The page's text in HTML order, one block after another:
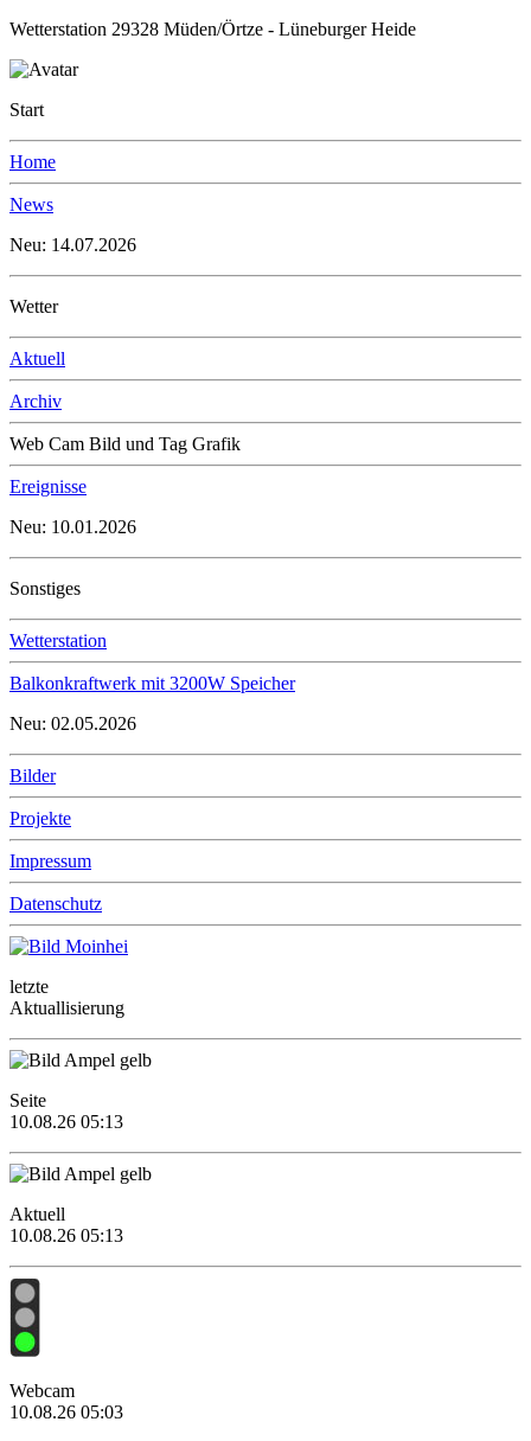
Wetterstation 29328 Müden/Örtze - Lüneburger Heide
Start
Home
News
Neu: 14.07.2026
Wetter
Aktuell
Archiv
Web Cam Bild und Tag Grafik
Ereignisse
Neu: 10.01.2026
Sonstiges
Wetterstation
Balkonkraftwerk mit 3200W Speicher
Neu: 02.05.2026
Bilder
Projekte
Impressum
Datenschutz
letzte
Aktuallisierung
Seite
10.08.26 05:13
Aktuell
10.08.26 05:13
Webcam
10.08.26 05:03